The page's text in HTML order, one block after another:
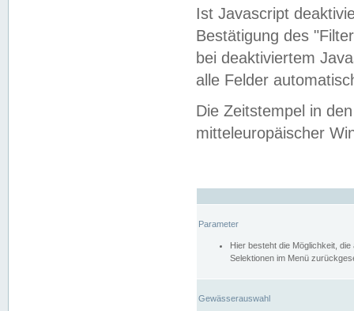
Ist Javascript
Bestätigung des
bei deaktiviertem
alle Felder
Die Zeitstempel in
mitteleuropäischer
Parameter
Hier besteht die Möglichkeit,
Selektionen im Menü
Gewässerauswahl